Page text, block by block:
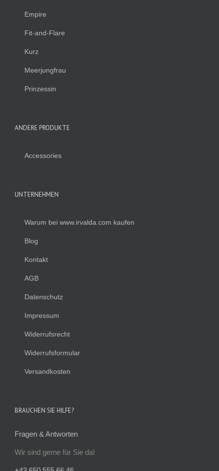
Empire
Fit-and-Flare
Kurz
Meerjungfrau
Prinzessin
ANDERE PRODUKTE
Accessories
UNTERNEHMEN
Warum bei www.irvalda.com kaufen
Blog
Kontakt
AGB
Datenschutz
Impressum
Widerrufsrecht
Widerrufsformular
Versandkosten
BRAUCHEN SIE HILFE?
Fragen & Antworten
Wir sind gerne für Sie da!